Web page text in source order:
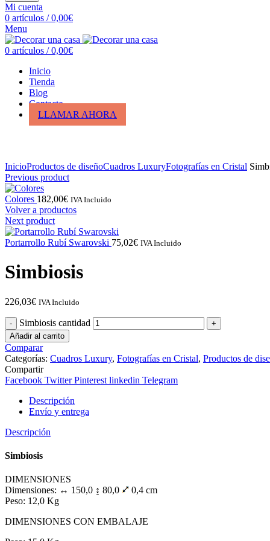
Mi cuenta
0 artículos / 0,00€
Menu
0 artículos / 0,00€
Inicio
Tienda
Blog
Contacto
LLAMAR AHORA
InicioProductos de diseñoCuadros LuxuryFotografías en Cristal
Previous product
Colores 182,00€ IVA Incluido
Volver a productos
Next product
Portarrollo Rubí Swarovski 75,02€ IVA Incluido
Simbiosis
226,03€ IVA Incluido
Simbiosis cantidad
Añadir al carrito
Comparar
Categorías: Cuadros Luxury, Fotografías en Cristal, Productos de
Compartir
Facebook Twitter Pinterest linkedin Telegram
Descripción
Envío y entrega
Descripción
Simbiosis
DIMENSIONES
Dimensiones: ↔ 150,0 ↨ 80,0
0,4 cm
Peso: 12,0 Kg
DIMENSIONES CON EMBALAJE